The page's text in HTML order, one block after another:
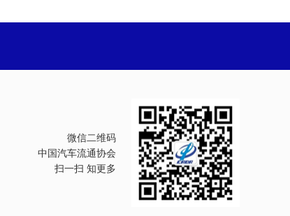
微信二维码
中国汽车流通协会
扫一扫 知更多